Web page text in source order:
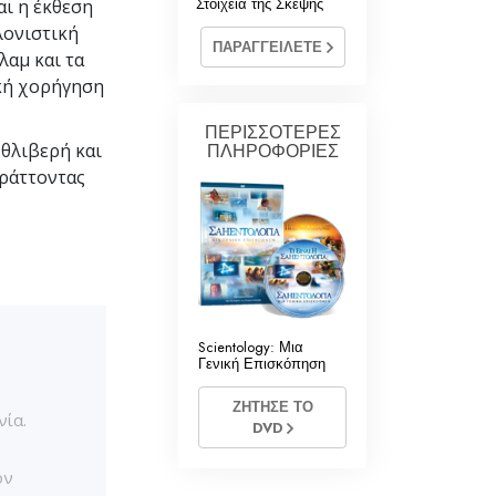
Σαηεντολογίας
η έκθεση
και τα
χορήγηση
και
Στοιχεία της Σκέψης
ΠΑΡΑΓΓΕΙΛΕΤΕ
ΠΕΡΙΣΣΟΤΕΡΕΣ
ΠΛΗΡΟΦΟΡΙΕΣ
Scientology: Μια
Γενική Επισκόπηση
ΖΗΤΗΣΕ ΤΟ
DVD